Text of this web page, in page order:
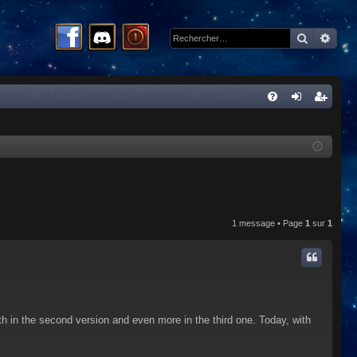
cri
1 message • Page 1 sur 1
in the second version and even more in the third one. Today, with